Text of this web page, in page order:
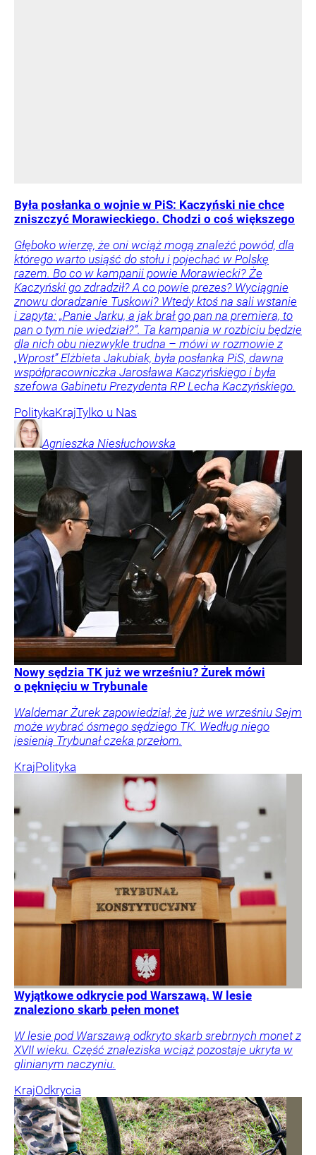
Była posłanka o wojnie w PiS: Kaczyński nie chce
zniszczyć Morawieckiego. Chodzi o coś większego
Głęboko wierzę, że oni wciąż mogą znaleźć powód, dla
którego warto usiąść do stołu i pojechać w Polskę
razem. Bo co w kampanii powie Morawiecki? Że
Kaczyński go zdradził? A co powie prezes? Wyciągnie
znowu doradzanie Tuskowi? Wtedy ktoś na sali wstanie
i zapyta: „Panie Jarku, a jak brał go pan na premiera, to
pan o tym nie wiedział?”. Ta kampania w rozbiciu będzie
dla nich obu niezwykle trudna – mówi w rozmowie z
„Wprost” Elżbieta Jakubiak, była posłanka PiS, dawna
współpracowniczka Jarosława Kaczyńskiego i była
szefowa Gabinetu Prezydenta RP Lecha Kaczyńskiego.
PolitykaKrajTylko u Nas
Agnieszka Niesłuchowska
Nowy sędzia TK już we wrześniu? Żurek mówi
o pęknięciu w Trybunale
Waldemar Żurek zapowiedział, że już we wrześniu Sejm
może wybrać ósmego sędziego TK. Według niego
jesienią Trybunał czeka przełom.
KrajPolityka
Wyjątkowe odkrycie pod Warszawą. W lesie
znaleziono skarb pełen monet
W lesie pod Warszawą odkryto skarb srebrnych monet z
XVII wieku. Część znaleziska wciąż pozostaje ukryta w
glinianym naczyniu.
KrajOdkrycia